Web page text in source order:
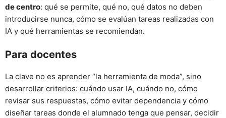
de centro: qué se permite, qué no, qué datos no deben
introducirse nunca, cómo se evalúan tareas realizadas con
IA y qué herramientas se recomiendan.
Para docentes
La clave no es aprender “la herramienta de moda”, sino
desarrollar criterios: cuándo usar IA, cuándo no, cómo
revisar sus respuestas, cómo evitar dependencia y cómo
diseñar tareas donde el alumnado tenga que pensar, decidir